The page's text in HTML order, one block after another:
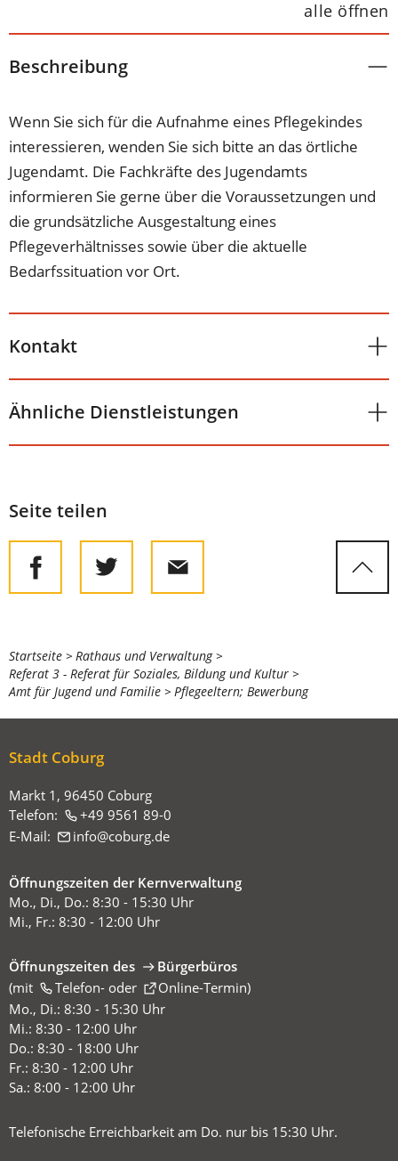
alle öffnen
Beschreibung
Wenn Sie sich für die Aufnahme eines Pflegekindes
interessieren, wenden Sie sich bitte an das örtliche
Jugendamt. Die Fachkräfte des Jugendamts
informieren Sie gerne über die Voraussetzungen und
die grundsätzliche Ausgestaltung eines
Pflegeverhältnisses sowie über die aktuelle
Bedarfssituation vor Ort.
Kontakt
Ähnliche Dienstleistungen
Seite teilen
Sie
befinden
sich
Startseite
Rathaus und Verwaltung
Referat 3 - Referat für Soziales, Bildung und Kultur
Amt für Jugend und Familie
Pflegeeltern; Bewerbung
Stadt Coburg
Markt 1, 96450 Coburg
Telefon:
+49 9561 89-0
E-Mail:
info coburg de
Öffnungszeiten der Kernverwaltung
Mo., Di., Do.: 8:30 - 15:30 Uhr
Mi., Fr.: 8:30 - 12:00 Uhr
Öffnungszeiten des
Bürgerbüros
(mit
Telefon-oder Online-Termin
(Öffnet
in
einem
neuen
Tab)
)
Mo., Di.: 8:30 - 15:30 Uhr
Mi.: 8:30 - 12:00 Uhr
Do.: 8:30 - 18:00 Uhr
Fr.: 8:30 - 12:00 Uhr
Sa.: 8:00 - 12:00 Uhr
Telefonische Erreichbarkeit am Do. nur bis 15:30 Uhr.